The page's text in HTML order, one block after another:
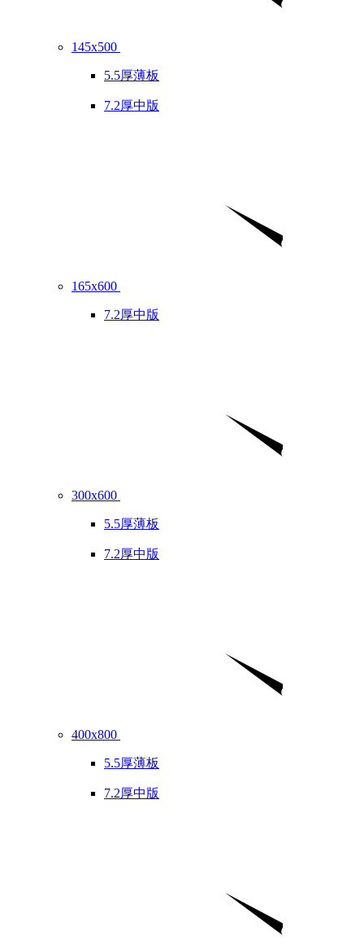
145x500
5.5厚薄板
7.2厚中版
165x600
7.2厚中版
300x600
5.5厚薄板
7.2厚中版
400x800
5.5厚薄板
7.2厚中版